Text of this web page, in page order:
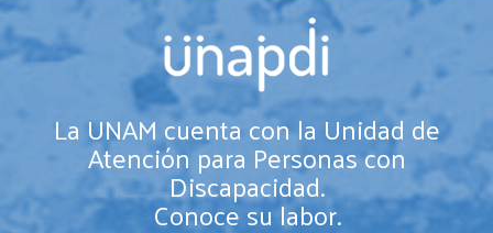
La UNAM cuenta con la Unidad de
Atención para Personas con
Discapacidad.
Conoce su labor.